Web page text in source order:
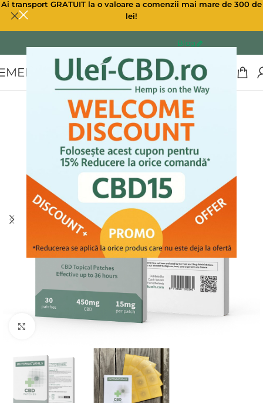
Ai transport GRATUIT la o valoare a comenzii mai mare de 300 de
lei!
Blog
MENU